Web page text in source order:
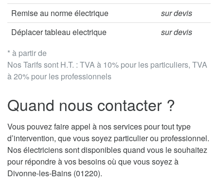
* à partir de
Nos Tarifs sont H.T. : TVA à 10% pour les particuliers, TVA
à 20% pour les professionnels
Remise au norme électrique
sur devis
Déplacer tableau electrique
sur devis
Quand nous contacter ?
Vous pouvez faire appel à nos services pour tout type
d’intervention, que vous soyez particulier ou professionnel.
Nos électriciens sont disponibles quand vous le souhaitez
pour répondre à vos besoins où que vous soyez à
Divonne-les-Bains (01220).